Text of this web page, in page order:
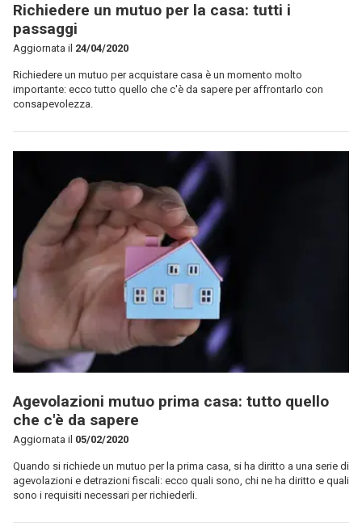
Richiedere un mutuo per la casa: tutti i
passaggi
Aggiornata il 24/04/2020
Richiedere un mutuo per acquistare casa è un momento molto
importante: ecco tutto quello che c'è da sapere per affrontarlo con
consapevolezza.
Agevolazioni mutuo prima casa: tutto quello
che c'è da sapere
Aggiornata il 05/02/2020
Quando si richiede un mutuo per la prima casa, si ha diritto a una serie di
agevolazioni e detrazioni fiscali: ecco quali sono, chi ne ha diritto e quali
sono i requisiti necessari per richiederli.